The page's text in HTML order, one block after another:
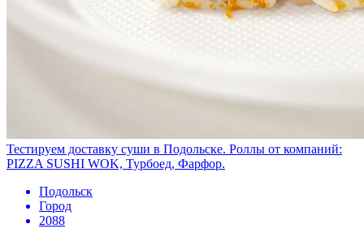
Тестируем доставку суши в Подольске. Роллы от компаний:
PIZZA SUSHI WOK, Турбоед, Фарфор.
Подольск
Город
2088